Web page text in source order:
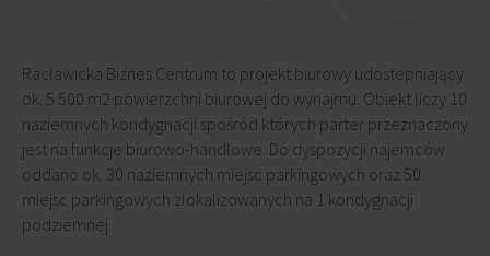
Racławicka Biznes Centrum to projekt biurowy udostepniający
ok. 5 500 m2 powierzchni biurowej do wynajmu. Obiekt liczy 10
naziemnych kondygnacji spośród których parter przeznaczony
jest na funkcje biurowo-handlowe. Do dyspozycji najemców
oddano ok. 30 naziemnych miejsc parkingowych oraz 50
miejsc parkingowych zlokalizowanych na 1 kondygnacji
podziemnej.